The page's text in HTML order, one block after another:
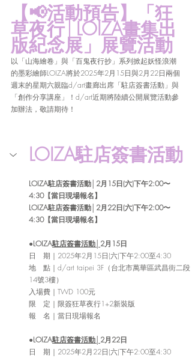
【📢活動預告】「狂
草夜行│LOIZA畫集出
版紀念展」展覽活動
以「山海繪卷」與「百鬼夜行抄」系列掀起妖怪浪潮
的墨彩繪師LOIZA將於2025年2月15日與2月22日兩個
週末的星期六親臨d/art畫廊出席「駐店簽書活動」與
「創作分享講座」！d/art近期將陸續公開展覽活動參
加辦法，敬請期待！
LOIZA駐店簽書活動
LOIZA駐店簽書活動│2月15日(六)下午2:00〜
4:30【當日現場報名】
LOIZA駐店簽書活動│2月22日(六)下午2:00〜
4:30【當日現場報名】
●LOIZA駐店簽書活動│ 2月15日
日　期｜2025年2月15日(六)下午2:00至4:30
地　點｜d/art taipei 3F（台北市萬華區武昌街二段
14號3樓）
入場費｜TWD 100元
限　定｜限簽狂草夜行1+2新裝版
報　名｜當日現場報名
●LOIZA駐店簽書活動│ 2月22日
日　期｜2025年2月22日(六)下午2:00至4:30